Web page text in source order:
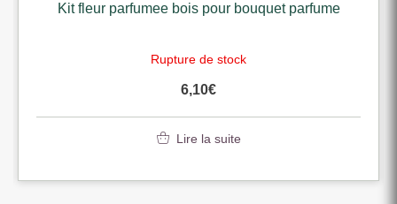
Kit fleur parfumee bois pour bouquet parfume
Rupture de stock
6,10€
Lire la suite